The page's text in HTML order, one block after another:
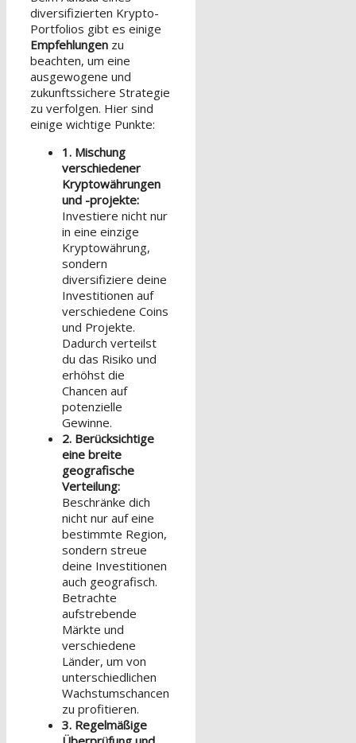
diversifizierten Krypto-
Portfolios gibt es einige
Empfehlungen zu
beachten, um eine
ausgewogene und
zukunftssichere Strategie
zu verfolgen. Hier sind
einige wichtige Punkte:
1. Mischung
verschiedener
Kryptowährungen
und -projekte:
Investiere nicht nur
in eine einzige
Kryptowährung,
sondern
diversifiziere deine
Investitionen auf
verschiedene Coins
und Projekte.
Dadurch verteilst
du das Risiko und
erhöhst die
Chancen auf
potenzielle
Gewinne.
2. Berücksichtige
eine breite
geografische
Verteilung:
Beschränke dich
nicht nur auf eine
bestimmte Region,
sondern streue
deine Investitionen
auch geografisch.
Betrachte
aufstrebende
Märkte und
verschiedene
Länder, um von
unterschiedlichen
Wachstumschancen
zu profitieren.
3. Regelmäßige